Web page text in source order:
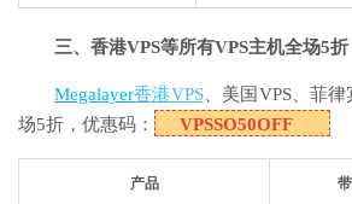
三、香港VPS等所有VPS主机全场5折
Megalayer香港VPS、美国VPS、菲律
场5折，优惠码：
VPSSO50OFF
产品